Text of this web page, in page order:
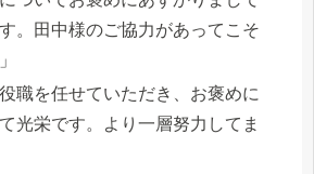
。田中様のご協力があってこそ
職を任せていただき、お褒めに
光栄です。より一層努力してま